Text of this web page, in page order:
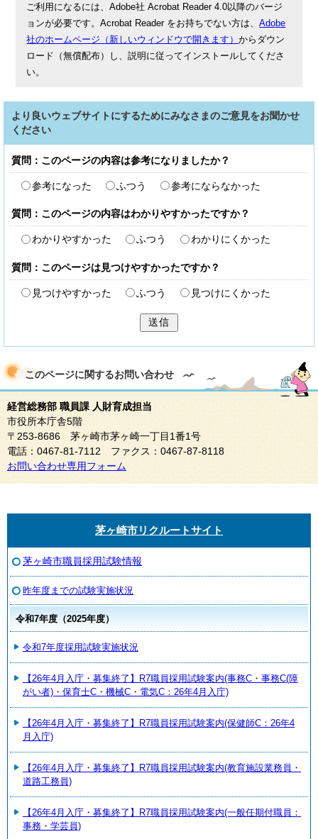
ご利用になるには、Adobe社 Acrobat Reader 4.0以降のバージ
ョンが必要です。Acrobat Reader をお持ちでない方は、Adobe
社のホームページ（新しいウィンドウで開きます）からダウン
ロード（無償配布）し、説明に従ってインストールしてくださ
い。
より良いウェブサイトにするためにみなさまのご意見をお聞かせ
ください
質問：このページの内容は参考になりましたか？
参考になった ふつう 参考にならなかった
質問：このページの内容はわかりやすかったですか？
わかりやすかった ふつう わかりにくかった
質問：このページは見つけやすかったですか？
見つけやすかった ふつう 見つけにくかった
送信
このページに関するお問い合わせ
経営総務部 職員課 人財育成担当
市役所本庁舎5階
〒253-8686 茅ヶ崎市茅ヶ崎一丁目1番1号
電話：0467-81-7112 ファクス：0467-87-8118
お問い合わせ専用フォーム
茅ヶ崎市リクルートサイト
茅ヶ崎市職員採用試験情報
昨年度までの試験実施状況
令和7年度（2025年度）
令和7年度採用試験実施状況
【26年4月入庁・募集終了】R7職員採用試験案内(事務C・事務C(障
がい者)・保育士C・機械C・電気C：26年4月入庁)
【26年4月入庁・募集終了】R7職員採用試験案内(保健師C：26年4
月入庁)
【26年4月入庁・募集終了】R7職員採用試験案内(教育施設業務員・
道路工務員)
【26年4月入庁・募集終了】R7職員採用試験案内(一般任期付職員：
事務・学芸員)